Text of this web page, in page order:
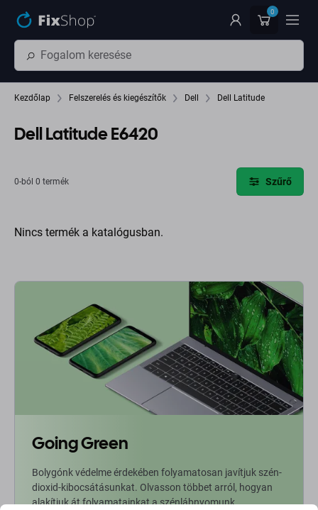
0
Kezdőlap Felszerelés és kiegészítők Dell Dell Latitude
Dell Latitude E6420
0-ból 0 termék Szűrő
Nincs termék a katalógusban.
Going Green
Bolygónk védelme érdekében folyamatosan javítjuk szén-
dioxid-kibocsátásunkat. Olvasson többet arról, hogyan
alakítjuk át folyamatainkat a szénlábnyomunk